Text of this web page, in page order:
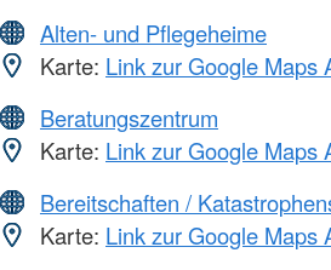
Alten- und Pflegeheime
Karte: Link zur Google Maps
Beratungszentrum
Karte: Link zur Google Maps
Bereitschaften /
Karte: Link zur Google Maps